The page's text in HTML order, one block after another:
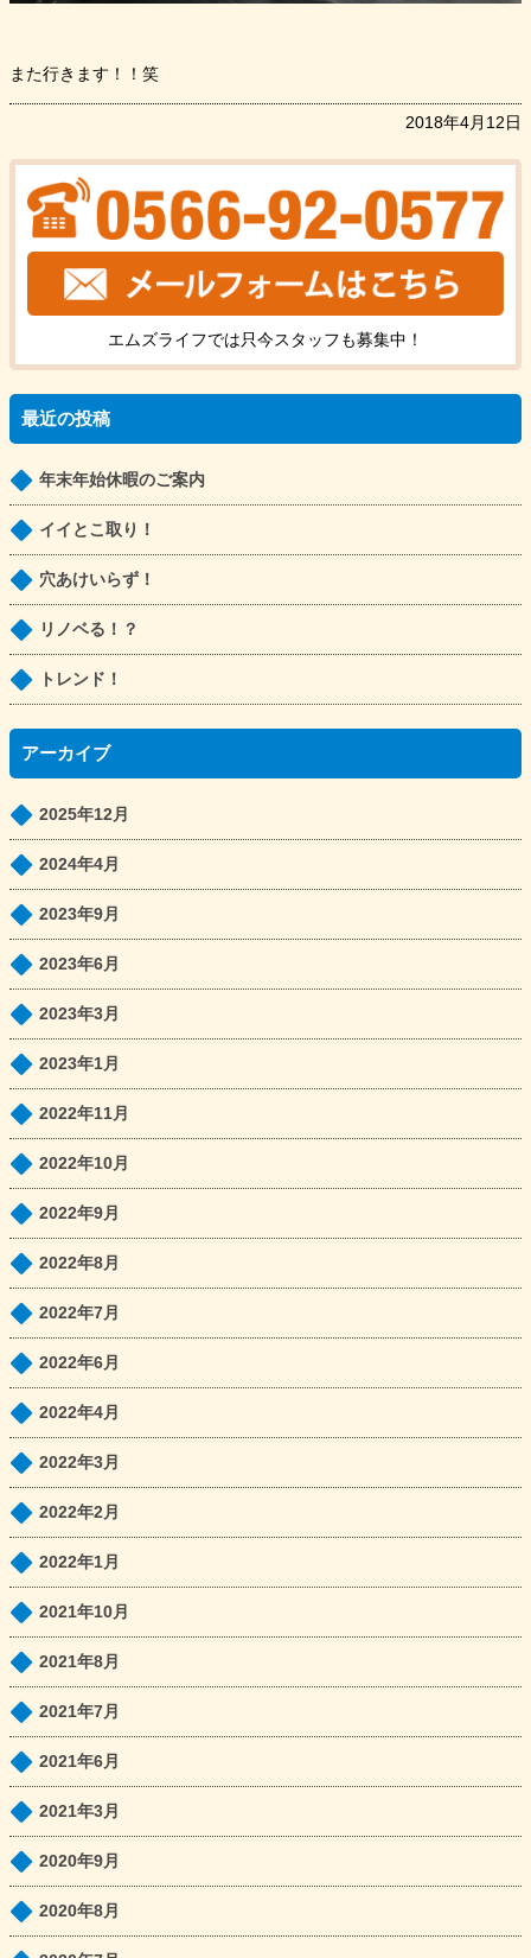
また行きます！！笑
2018年4月12日
エムズライフでは只今スタッフも募集中！
最近の投稿
年末年始休暇のご案内
イイとこ取り！
穴あけいらず！
リノベる！？
トレンド！
アーカイブ
2025年12月
2024年4月
2023年9月
2023年6月
2023年3月
2023年1月
2022年11月
2022年10月
2022年9月
2022年8月
2022年7月
2022年6月
2022年4月
2022年3月
2022年2月
2022年1月
2021年10月
2021年8月
2021年7月
2021年6月
2021年3月
2020年9月
2020年8月